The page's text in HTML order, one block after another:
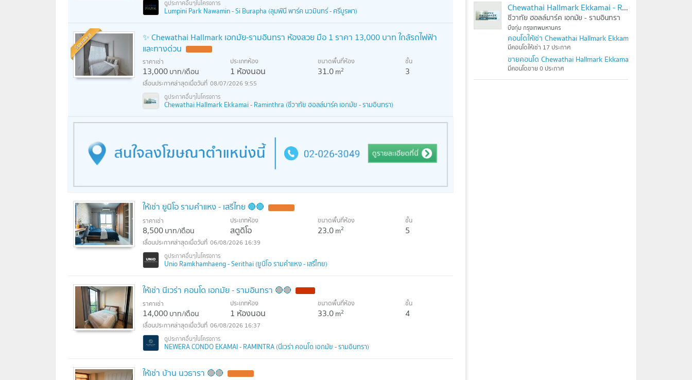
Lumpini Park Nawamin - Si Burapha (ลุมพินี พาร์ค นวมินทร์ - ศรีบูรพา)
Standard
✨ Chewathai Hallmark เอกมัย-รามอินทรา ห้องสวย มือ 1 ราคา 13,000 บาท ใกล้รถไฟฟ้า
และทางด่วน
ราคาเช่า
13,000บาท/เดือน
ประเภทห้อง
1 ห้องนอน
ขนาดพื้นที่ห้อง
31.0m2
ชั้น
3
08/07/2026 9:55
Chewathai Hallmark Ekkamai - Raminthra (ชีวาทัย ฮอลล์มาร์ค เอกมัย - รามอินทรา)
ให้เช่า ยูนิโอ รามคำแหง - เสรีไทย 🔴🔴
ราคาเช่า
8,500บาท/เดือน
ประเภทห้อง
สตูดิโอ
ขนาดพื้นที่ห้อง
23.0m2
ชั้น
5
06/08/2026 16:39
Unio Ramkhamhaeng - Serithai (ยูนิโอ รามคำแหง - เสรีไทย)
ให้เช่า นีเวร่า คอนโด เอกมัย - รามอินทรา 🔴🔴
ราคาเช่า
14,000บาท/เดือน
ประเภทห้อง
1 ห้องนอน
ขนาดพื้นที่ห้อง
33.0m2
ชั้น
4
06/08/2026 16:37
NEWERA CONDO EKAMAI - RAMINTRA (นีเวร่า คอนโด เอกมัย - รามอินทรา)
ให้เช่า บ้าน นวธารา 🔴🔴
Chewathai Hallmark Ekkamai - Raminthra
ชีวาทัย ฮอลล์มาร์ค เอกมัย - รามอินทรา
บึงกุ่ม กรุงเทพมหานคร
คอนโดให้เช่า Chewathai Hallmark Ekkamai - Raminthra
มีคอนโดให้เช่า 17 ประกาศ
ขายคอนโด Chewathai Hallmark Ekkamai - Raminthra
มีคอนโดขาย 0 ประกาศ